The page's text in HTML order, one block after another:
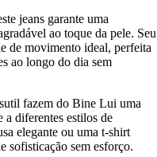
jeans garante uma
ao toque da pele. Seu
de movimento ideal, perfeita
ao longo do dia sem
fazem do Bine Lui uma
a diferentes estilos de
elegante ou uma t-shirt
sofisticação sem esforço.